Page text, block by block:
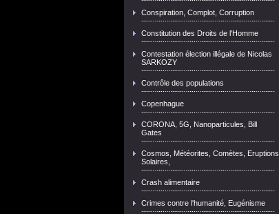
Conspiration, Complot, Corruption
Constitution des Droits de l'Homme
Contestation élection illégale de Nicolas
SARKOZY
Contrôle des populations
Copenhague
CORONA, 5G, Nanoparticules, Bill
Gates
Cosmos, Météorites, Comètes, Eruptions
Solaires,
Crash alimentaire
Crimes contre l'humanité, Eugénisme